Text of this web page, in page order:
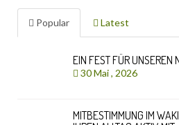
Popular Latest
EIN FEST FÜR UNSEREN
30 Mai , 2026
MITBESTIMMUNG IM